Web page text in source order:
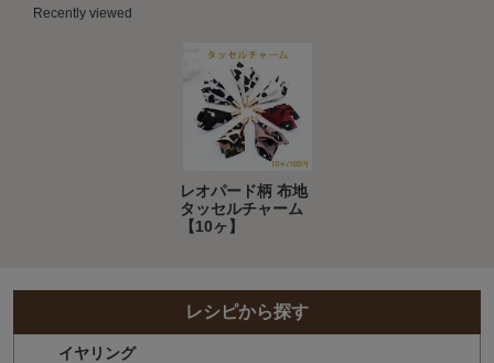
Recently viewed
レオパード柄 布地
タッセルチャーム
【10ヶ】
レシピから探す
イヤリング